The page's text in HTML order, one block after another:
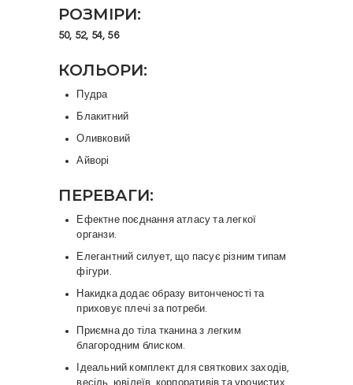
РОЗМІРИ:
50, 52, 54, 56
КОЛЬОРИ:
Пудра
Блакитний
Оливковий
Айворі
ПЕРЕВАГИ:
Ефектне поєднання атласу та легкої
органзи.
Елегантний силует, що пасує різним типам
фігури.
Накидка додає образу витонченості та
приховує плечі за потреби.
Приємна до тіла тканина з легким
благородним блиском.
Ідеальний комплект для святкових заходів,
весіль, ювілеїв, корпоративів та урочистих